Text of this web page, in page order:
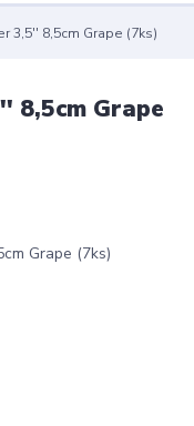
3,5'' 8,5cm Grape (7ks)
8,5cm Grape